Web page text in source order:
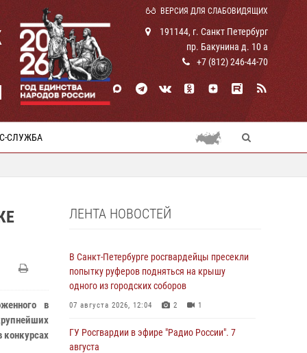
ВЕРСИЯ ДЛЯ СЛАБОВИДЯЩИХ
191144, г. Санкт Петербург
пр. Бакунина д. 10 а
+7 (812) 246-44-70
СЛУЖБА
в
конкурсах
ЛЕНТА НОВОСТЕЙ
В Санкт-Петербурге росгвардейцы пресекли
попытку руферов подняться на крышу
одного из городских соборов
07 августа 2026, 12:04 2 1
ГУ Росгвардии в эфире "Радио России". 7
августа